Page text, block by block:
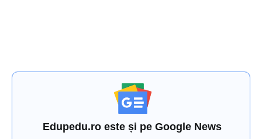
Edupedu.ro este și pe Google News